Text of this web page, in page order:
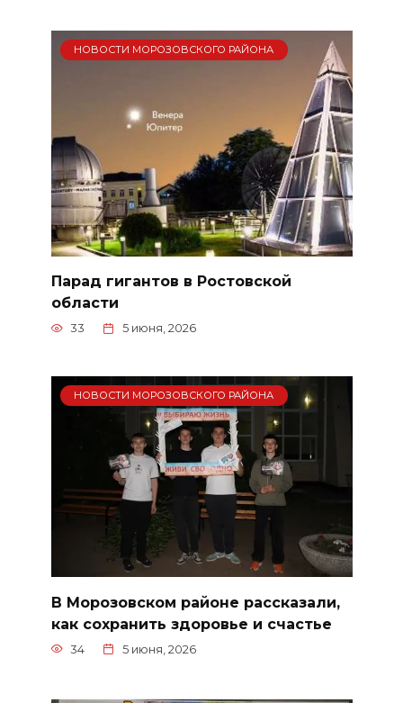
НОВОСТИ МОРОЗОВСКОГО РАЙОНА
Парад гигантов в Ростовской
области
33 5 июня, 2026
НОВОСТИ МОРОЗОВСКОГО РАЙОНА
В Морозовском районе рассказали,
как сохранить здоровье и счастье
34 5 июня, 2026